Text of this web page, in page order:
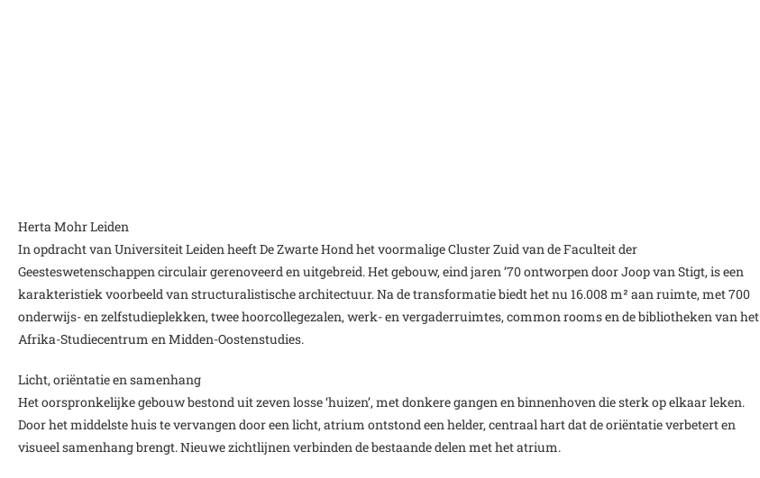
Herta Mohr Leiden
In opdracht van Universiteit Leiden heeft De Zwarte Hond het voormalige Cluster Zuid van de Faculteit der
Geesteswetenschappen circulair gerenoveerd en uitgebreid. Het gebouw, eind jaren ’70 ontworpen door Joop van Stigt, is een
karakteristiek voorbeeld van structuralistische architectuur. Na de transformatie biedt het nu 16.008 m² aan ruimte, met 700
onderwijs- en zelfstudieplekken, twee hoorcollegezalen, werk- en vergaderruimtes, common rooms en de bibliotheken van het
Afrika-Studiecentrum en Midden-Oostenstudies.
Licht, oriëntatie en samenhang
Het oorspronkelijke gebouw bestond uit zeven losse ‘huizen’, met donkere gangen en binnenhoven die sterk op elkaar leken.
Door het middelste huis te vervangen door een licht, atrium ontstond een helder, centraal hart dat de oriëntatie verbetert en
visueel samenhang brengt. Nieuwe zichtlijnen verbinden de bestaande delen met het atrium.